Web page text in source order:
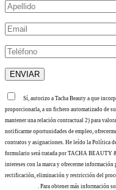
Sí, autorizo a Tacha Beauty a que
proporcionarla, a un fichero automatizado de
mantener una relación contractual 2) para
notificarme oportunidades de empleo,
contratos y asignaciones. He leído la Política
formulario será tratada por TACHA BEAUTY
intereses con la marca y ofrecerme información
rectificación, eliminación y restricción del
. Para obtener más información